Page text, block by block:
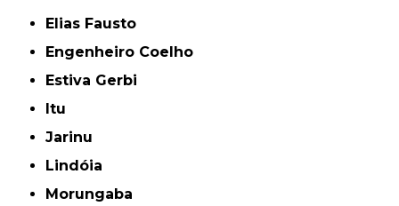
Elias Fausto
Engenheiro Coelho
Estiva Gerbi
Itu
Jarinu
Lindóia
Morungaba